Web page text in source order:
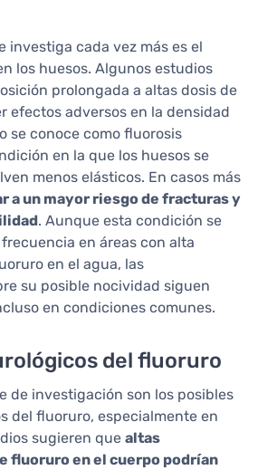
investiga cada vez más es el
los huesos. Algunos estudios
prolongada a altas dosis de
efectos adversos en la densidad
se conoce como fluorosis
en la que los huesos se
menos elásticos. En casos más
a un mayor riesgo de fracturas y
. Aunque esta condición se
en áreas con alta
en el agua, las
su posible nocividad siguen
en condiciones comunes.
del fluoruro
de investigación son los posibles
del fluoruro, especialmente en
sugieren que altas
fluoruro en el cuerpo podrían